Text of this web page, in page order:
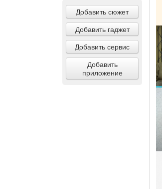
Добавить сюжет
Добавить гаджет
Добавить сервис
Добавить
приложение